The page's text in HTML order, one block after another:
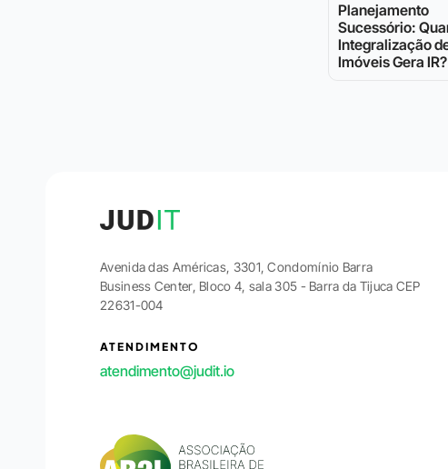
Planejamento
Sucessório:
Integralização
Imóveis Gera IR?
Avenida das Américas, 3301, Condomínio Barra
Business Center, Bloco 4, sala 305 - Barra da Tijuca CEP
22631-004
ATENDIMENTO
atendimento@judit.io